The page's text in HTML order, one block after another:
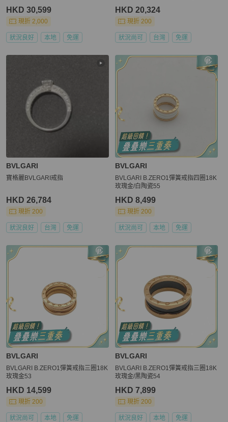
HKD 30,599
現折 2,000
狀況良好 本地 免運
HKD 20,324
現折 200
狀況尚可 台灣 免運
BVLGARI
寶格麗BVLGARI戒指
HKD 26,784
現折 200
狀況良好 台灣 免運
BVLGARI
BVLGARI B.ZERO1彈簧戒指四圈18K
玫瑰金/白陶瓷55
HKD 8,499
現折 200
狀況尚可 本地 免運
BVLGARI
BVLGARI B.ZERO1彈簧戒指三圈18K
玫瑰金53
HKD 14,599
現折 200
狀況尚可 本地 免運
BVLGARI
BVLGARI B.ZERO1彈簧戒指三圈18K
玫瑰金/黑陶瓷54
HKD 7,899
現折 200
狀況良好 本地 免運